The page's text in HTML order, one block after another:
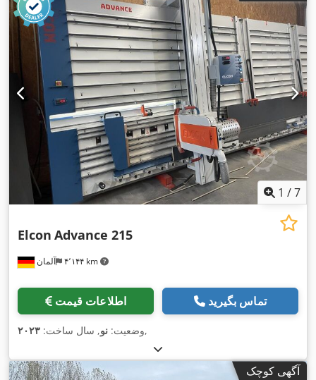
1 /7
آلمان ۴٬۱۴۴ km
Elcon Advance 215
اطلاعات قیمت تماس بگیرید
وضعیت: نو, سال ساخت: ۲۰۲۳ ,
آگهی کوچک